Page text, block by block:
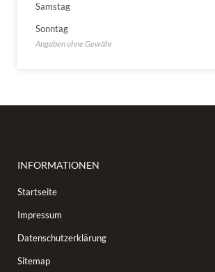
Samstag
Sonntag
INFORMATIONEN
Startseite
Impressum
Datenschutzerklärung
Sitemap